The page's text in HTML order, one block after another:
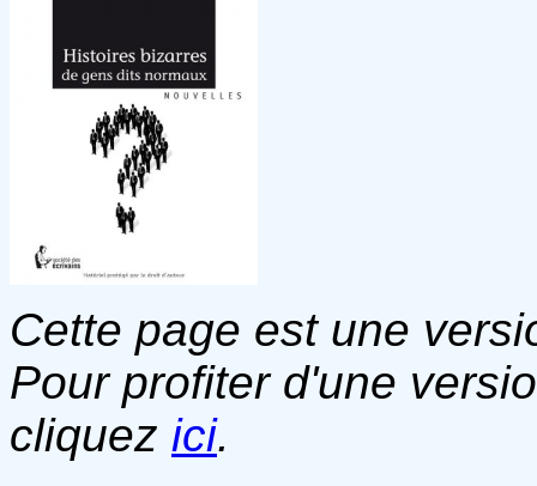
Cette page est une
Pour profiter d'une
cliquez ici.